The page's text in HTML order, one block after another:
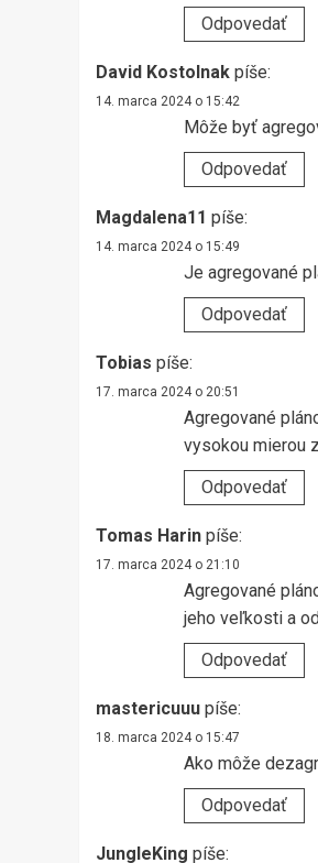
Odpovedať
David Kostolnak píše:
14. marca 2024 o 15:42
Môže byť
Odpovedať
Magdalena11 píše:
14. marca 2024 o 15:49
Je agregované
Odpovedať
Tobias píše:
17. marca 2024 o 20:51
Agregované
vysokou mierou
Odpovedať
Tomas Harin píše:
17. marca 2024 o 21:10
Agregované
jeho veľkosti a
Odpovedať
mastericuuu píše:
18. marca 2024 o 15:47
Ako môže
Odpovedať
JungleKing píše: